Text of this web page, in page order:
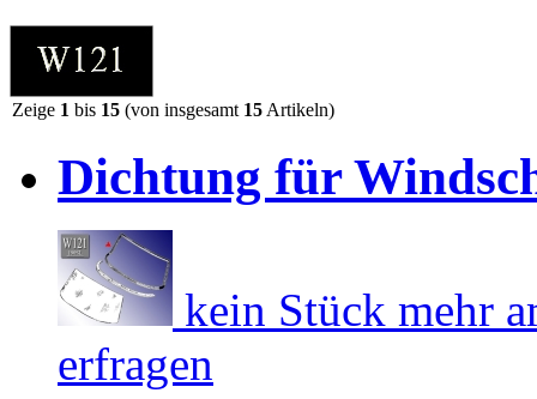
Zeige 1 bis 15 (von insgesamt 15 Artikeln)
Dichtung für
kein Stück mehr
erfragen